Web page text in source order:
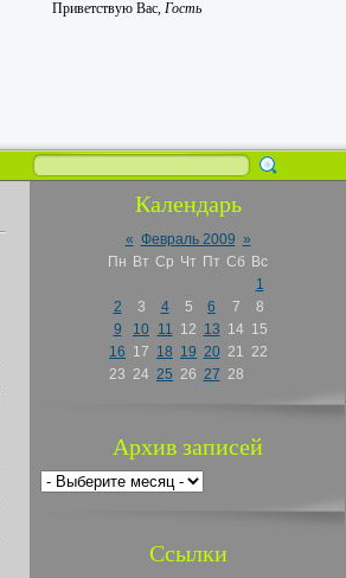
Приветствую Вас, Гость
Календарь
« Февраль 2009 »
Пн Вт Ср Чт Пт Сб Вс
1
2
3 4 5 6 7
8
9
10 11 12 13 14 15
16 17 18 19 20 21 22
23 24 25 26 27 28
Архив записей
Ссылки